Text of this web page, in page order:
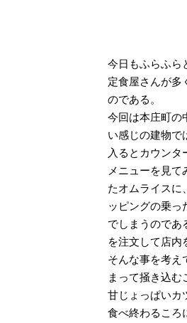
今日もふらふら
定食屋さんが多
のである。
今回は本庄町の
い感じの建物で
入るとカウンタ
メニューを見て
たオムライスに
ッピングの乗っ
でしまうのであ
を注文して店内
そんな事を考え
まって掻き込む
甘じょっぱいカ
食べ終わるころ